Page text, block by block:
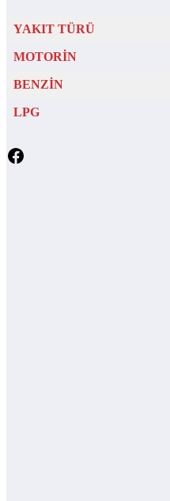
YAKIT TÜRÜ
MOTORİN
BENZİN
LPG
Facebook